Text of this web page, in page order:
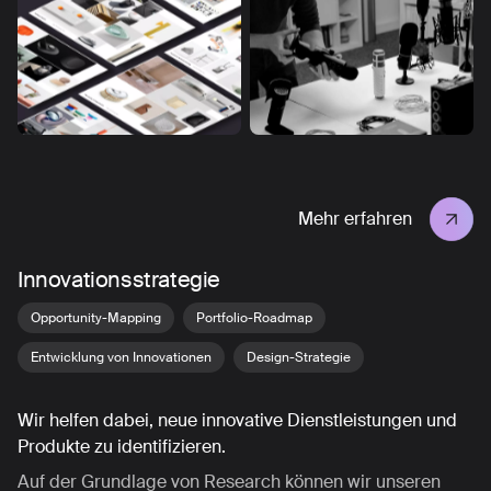
Mehr erfahren
Innovationsstrategie
Opportunity-Mapping Portfolio-Roadmap
Entwicklung von Innovationen Design-Strategie
Wir helfen dabei, neue innovative Dienstleistungen und
Produkte zu identifizieren.
Auf der Grundlage von Research können wir unseren